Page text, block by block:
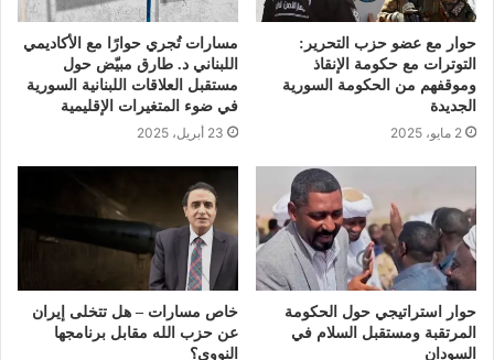
حوار مع عضو حزب التحرير:
التوترات مع حكومة الإنقاذ
وموقفهم من الحكومة السورية
الجديدة
2 مايو، 2025
مسارات تُجري حوارًا مع الأكاديمي
اللبناني د. طارق مبيّض حول
مستقبل العلاقات اللبنانية السورية
في ضوء المتغيرات الإقليمية
23 أبريل، 2025
حوار استراتيجي حول الحكومة
المرتقبة ومستقبل السلام في
السودان
خاص مسارات – هل تتخلى إيران
عن حزب الله مقابل برنامجها
النووي؟